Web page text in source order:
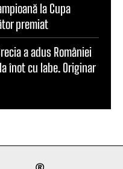
la Cupa
premiat
a adus României
înot cu labe. Originar